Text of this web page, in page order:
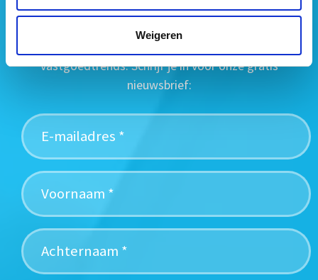
Weigeren
Wij vatten het laatste vastgoednieuws uit diverse
media voor je samen en signaleren de belangrijkste
vastgoedtrends. Schrijf je in voor onze gratis
nieuwsbrief: